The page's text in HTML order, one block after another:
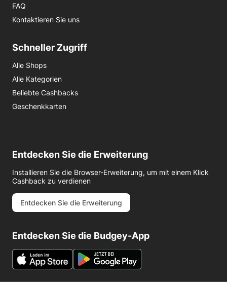
FAQ
Kontaktieren Sie uns
Schneller Zugriff
Alle Shops
Alle Kategorien
Beliebte Cashbacks
Geschenkkarten
Entdecken Sie die Erweiterung
Installieren Sie die Browser-Erweiterung, um mit einem Klick
Cashback zu verdienen
Entdecken Sie die Erweiterung
Entdecken Sie die Budgey-App